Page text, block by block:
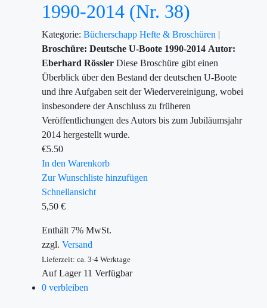
1990-2014 (Nr. 38)
Kategorie: Bücherschapp Hefte & Broschüren |
Broschüre: Deutsche U-Boote 1990-2014 Autor:
Eberhard Rössler Diese Broschüre gibt einen
Überblick über den Bestand der deutschen U-Boote
und ihre Aufgaben seit der Wiedervereinigung, wobei
insbesondere der Anschluss zu früheren
Veröffentlichungen des Autors bis zum Jubiläumsjahr
2014 hergestellt wurde.
€5.50
In den Warenkorb
Zur Wunschliste hinzufügen
Schnellansicht
5,50 €
Enthält 7% MwSt.
zzgl. Versand
Lieferzeit: ca. 3-4 Werktage
Auf Lager11 Verfügbar
0 verbleiben